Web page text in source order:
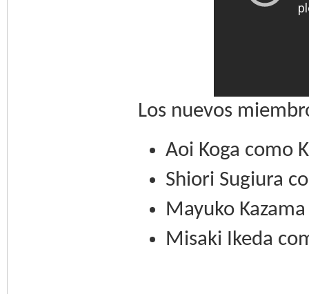
Los nuevos
Aoi Koga como
Shiori Sugiura
Mayuko
Misaki Ikeda